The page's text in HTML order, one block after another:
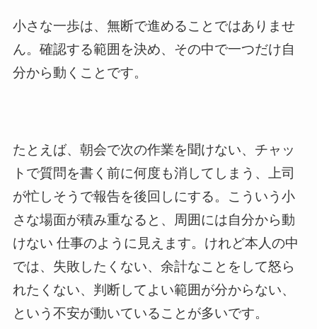
小さな一歩は、無断で進めることではありませ
ん。確認する範囲を決め、その中で一つだけ自
分から動くことです。
たとえば、朝会で次の作業を聞けない、チャッ
トで質問を書く前に何度も消してしまう、上司
が忙しそうで報告を後回しにする。こういう小
さな場面が積み重なると、周囲には自分から動
けない 仕事のように見えます。けれど本人の中
では、失敗したくない、余計なことをして怒ら
れたくない、判断してよい範囲が分からない、
という不安が動いていることが多いです。